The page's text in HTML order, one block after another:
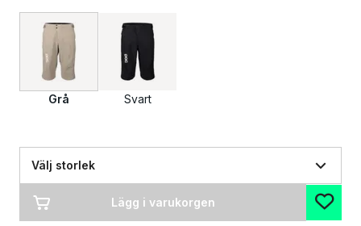
Grå Svart
Välj storlek
Lägg i varukorgen